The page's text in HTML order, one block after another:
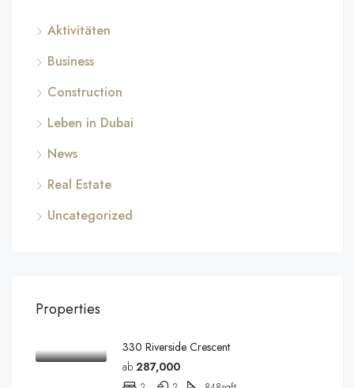
Aktivitäten
Business
Construction
Leben in Dubai
News
Real Estate
Uncategorized
Properties
330 Riverside Crescent
ab 287,000